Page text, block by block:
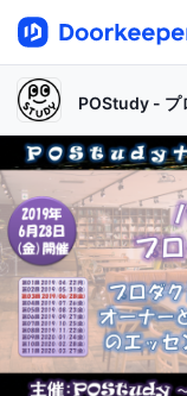
POStudy - プ